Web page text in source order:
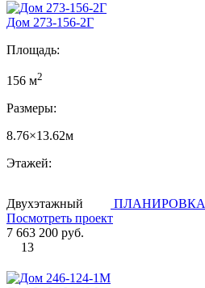
Дом 273-156-2Г
Площадь:
156 м2
Размеры:
8.76×13.62м
Этажей:
Двухэтажный
ПЛАНИРОВКА
Посмотреть проект
7 663 200 руб.
13